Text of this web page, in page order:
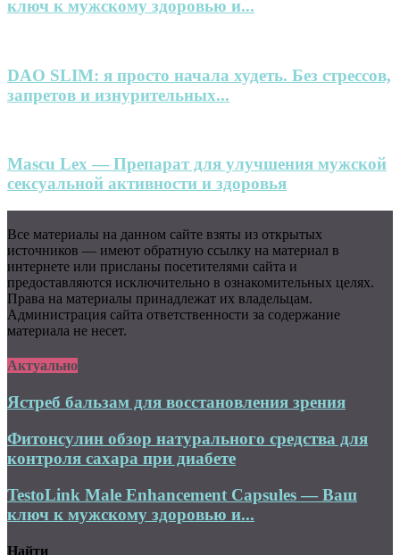
ключ к мужскому здоровью и...
DAO SLIM: я просто начала худеть. Без стрессов,
запретов и изнурительных...
Mascu Lex — Препарат для улучшения мужской
сексуальной активности и здоровья
Все материалы на данном сайте взяты из открытых
источников — имеют обратную ссылку на материал в
интернете или присланы посетителями сайта и
предоставляются исключительно в ознакомительных целях.
Права на материалы принадлежат их владельцам.
Администрация сайта ответственности за содержание
материала не несет.
Актуально
Ястреб бальзам для восстановления зрения
Фитонсулин обзор натурального средства для
контроля сахара при диабете
TestoLink Male Enhancement Capsules — Ваш
ключ к мужскому здоровью и...
Найти